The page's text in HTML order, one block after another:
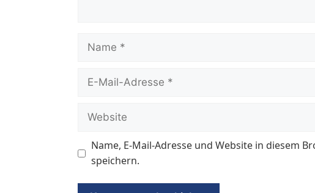
Name
Mail-
Website
Name, E-Mail-Adresse und Website in diesem
speichern.